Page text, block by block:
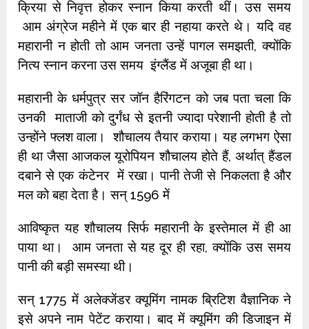
क्रिया से निवृत्त होकर स्नान किया करती थीं। उस समय
आम अंग्रेज महीने में एक बार ही नहाया करते थे। यदि वह
महारानी न होती तो आम जनता उन्हें पागल समझती, क्योंकि
नित्य स्नान करना उस समय इंग्लैंड में अजूबा ही था।
महारानी के धर्मपुत्र सर जॉन हैरिंगटन को जब पता चला कि
उनकी माताजी को दुर्गंध से इतनी ज्यादा परेशानी होती है तो
उन्होंने फ्लश वाला। शौचालय तैयार कराया। यह लगभग ऐसा
ही था जैसा आजकल यूरोपियन शौचालय होते हैं, अर्थात् हैंडल
दबाने से एक कंटेनर में रखा। पानी तेजी से निकलता है और
मल को बहा देता है। सन् 1596 में
आविष्कृत यह शौचालय सिर्फ महारानी के इस्तेमाल में ही आ
पाया था। आम जनता से यह दूर ही रहा, क्योंकि उस समय
पानी की बड़ी समस्या थी।
सन् 1775 में अलेक्जेंडर क्यूमिंग नामक ब्रिटिश वैज्ञानिक ने
इसे अपने नाम पेटेंट कराया। बाद में क्यूमिंग की डिजाइन में